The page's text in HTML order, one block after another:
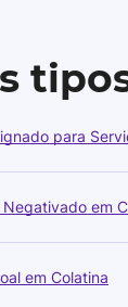
para
em
em Colatina